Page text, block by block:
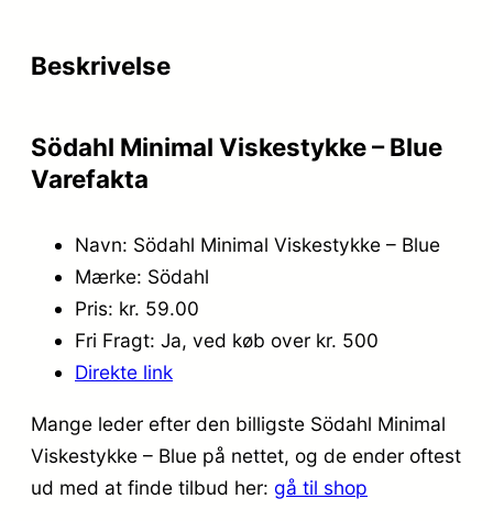
Beskrivelse
Södahl Minimal Viskestykke – Blue
Varefakta
Navn: Södahl Minimal Viskestykke – Blue
Mærke: Södahl
Pris: kr. 59.00
Fri Fragt: Ja, ved køb over kr. 500
Direkte link
Mange leder efter den billigste Södahl Minimal
Viskestykke – Blue på nettet, og de ender oftest
ud med at finde tilbud her: gå til shop